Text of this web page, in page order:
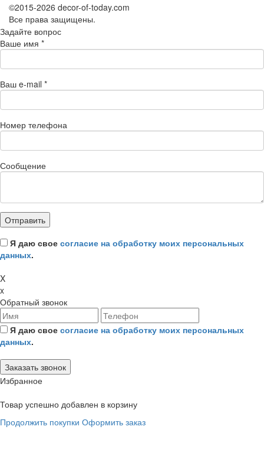
©2015-2026 decor-of-today.com
Все права защищены.
Задайте вопрос
Ваше имя *
Ваш e-mail *
Номер телефона
Сообщение
Я даю свое согласие на обработку моих персональных
данных.
X
x
Обратный звонок
Я даю свое согласие на обработку моих персональных
данных.
Избранное
Товар успешно добавлен в корзину
Продолжить покупки Оформить заказ